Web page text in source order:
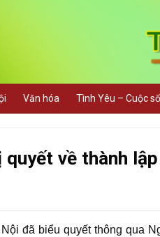
Văn hóa Tình Yêu – Cuộc
quyết về thành
đã biểu quyết thông qua